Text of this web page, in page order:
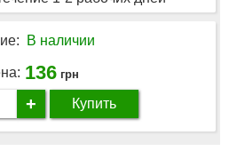
В наличии
136 грн
+ Купить